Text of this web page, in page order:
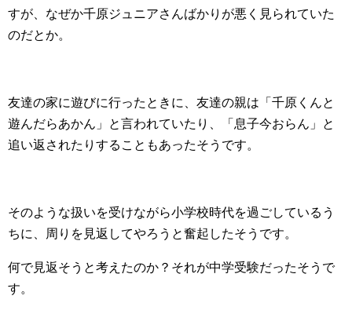
すが、なぜか千原ジュニアさんばかりが悪く見られていた
のだとか。
友達の家に遊びに行ったときに、友達の親は「千原くんと
遊んだらあかん」と言われていたり、「息子今おらん」と
追い返されたりすることもあったそうです。
そのような扱いを受けながら小学校時代を過ごしているう
ちに、周りを見返してやろうと奮起したそうです。
何で見返そうと考えたのか？それが中学受験だったそうで
す。